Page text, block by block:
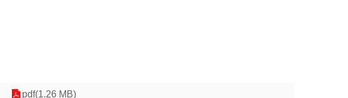
pdf(1.26 MB)